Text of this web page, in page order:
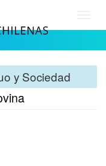
y Sociedad